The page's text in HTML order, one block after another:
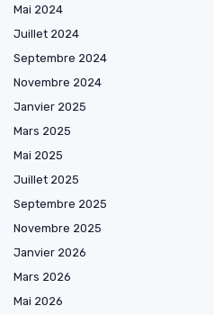
Mai 2024
Juillet 2024
Septembre 2024
Novembre 2024
Janvier 2025
Mars 2025
Mai 2025
Juillet 2025
Septembre 2025
Novembre 2025
Janvier 2026
Mars 2026
Mai 2026